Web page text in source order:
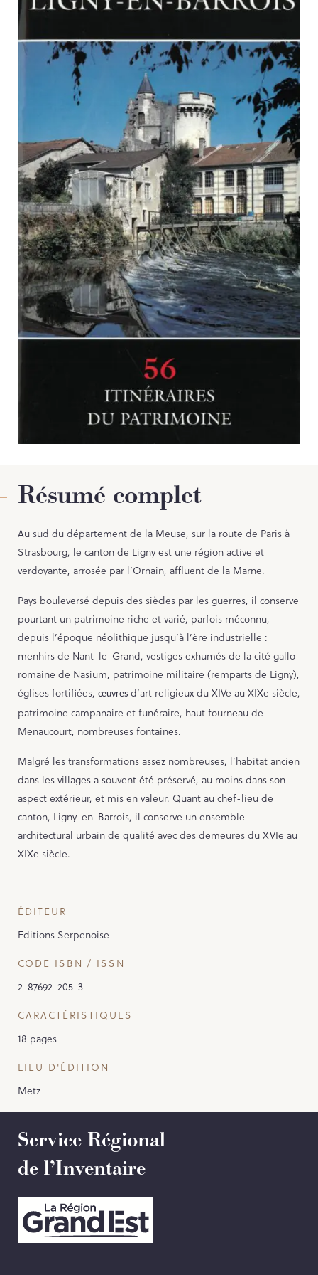
PATRIMOINE D’ALSACE
VOCABULAIRES TYPOLOGIQUES
Agenda
Ressources
CATALOGUE BIBLIOGRAPHIQUE
NOS CENTRES DE DOCUMENTATION
NOS EXPOSITIONS
BASES DE DONNÉES DU
PATRIMOINE
ANNIVERSAIRE DE L’INVENTAIRE
GÉNÉRAL
Contact
PORTAIL CULTURE
Comité d'Histoire Régionale
Service Inventaire et Patrimoines de la Région Grand Est
Résumé complet
Au sud du département de la Meuse, sur la route de Paris à
Strasbourg, le canton de Ligny est une région active et
verdoyante, arrosée par l’Ornain, affluent de la Marne.
Pays bouleversé depuis des siècles par les guerres, il conserve
pourtant un patrimoine riche et varié, parfois méconnu,
depuis l’époque néolithique jusqu’à l’ère industrielle :
menhirs de Nant-le-Grand, vestiges exhumés de la cité gallo-
romaine de Nasium, patrimoine militaire (remparts de Ligny),
églises fortifiées, œuvres d’art religieux du XIVe au XIXe siècle,
patrimoine campanaire et funéraire, haut fourneau de
Menaucourt, nombreuses fontaines.
Malgré les transformations assez nombreuses, l’habitat ancien
dans les villages a souvent été préservé, au moins dans son
aspect extérieur, et mis en valeur. Quant au chef-lieu de
canton, Ligny-en-Barrois, il conserve un ensemble
architectural urbain de qualité avec des demeures du XVIe au
XIXe siècle.
ÉDITEUR
Editions Serpenoise
CODE ISBN / ISSN
2-87692-205-3
CARACTÉRISTIQUES
18 pages
LIEU D'ÉDITION
Metz
Service Régional
de l’Inventaire